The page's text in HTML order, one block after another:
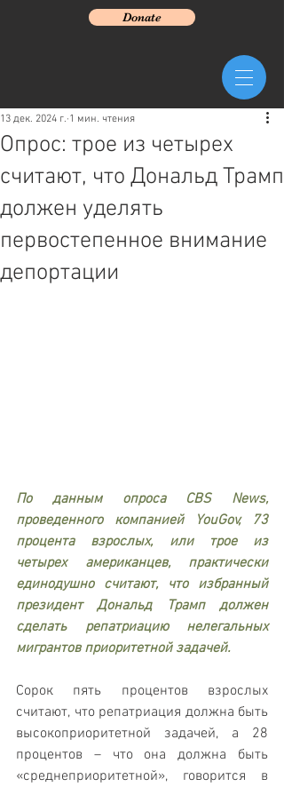
Donate
Опрос: трое из четырех
считают, что Дональд Трамп
должен уделять
первостепенное внимание
депортации
13 дек. 2024 г. 1 мин. чтения
По данным опроса CBS News,
проведенного компанией YouGov, 73
процента взрослых, или трое из
четырех американцев, практически
единодушно считают, что избранный
президент Дональд Трамп должен
сделать репатриацию нелегальных
мигрантов приоритетной задачей.
Сорок пять процентов взрослых
считают, что репатриация должна быть
высокоприоритетной задачей, а 28
процентов – что она должна быть
«среднеприоритетной», говорится в